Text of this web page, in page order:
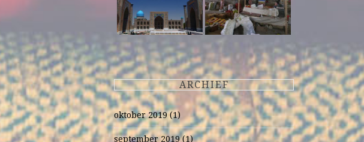
ARCHIEF
oktober 2019(1)
september 2019(1)